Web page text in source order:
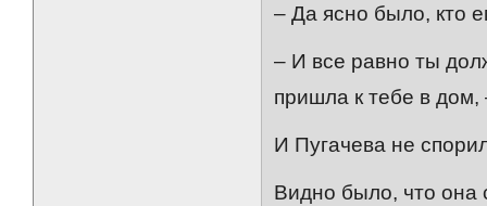
– Да ясно было, кто
– И все равно ты
пришла к тебе в дом,
И Пугачева не
Видно было, что она